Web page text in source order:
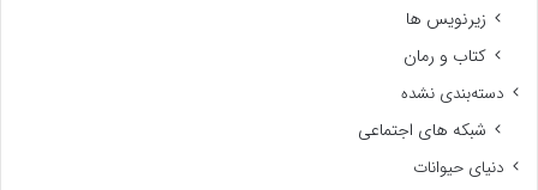
زیرنویس ها
کتاب و رمان
دسته‌بندی نشده
شبکه های اجتماعی
دنیای حیوانات